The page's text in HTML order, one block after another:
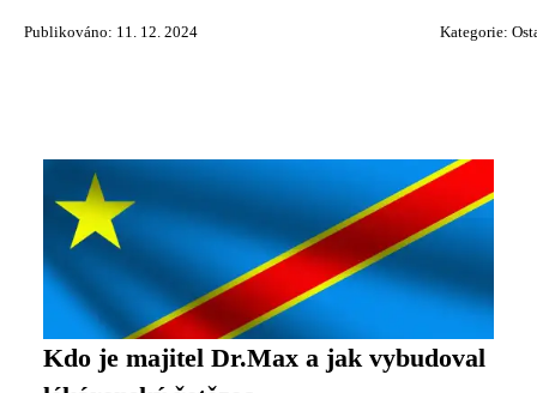
Publikováno: 11. 12. 2024 Kategorie:
Kdo je majitel Dr.Max a jak vybudoval